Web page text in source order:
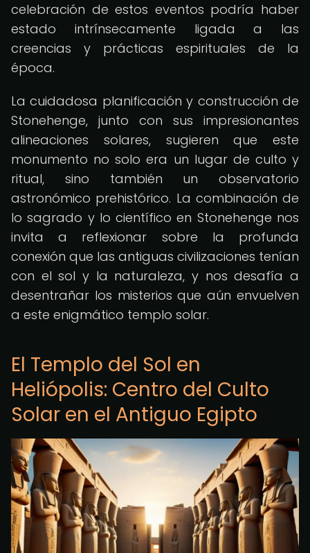
celebración de estos eventos podría haber
estado intrínsecamente ligada a las
creencias y prácticas espirituales de la
época.
La cuidadosa planificación y construcción de
Stonehenge, junto con sus impresionantes
alineaciones solares, sugieren que este
monumento no solo era un lugar de culto y
ritual, sino también un observatorio
astronómico prehistórico. La combinación de
lo sagrado y lo científico en Stonehenge nos
invita a reflexionar sobre la profunda
conexión que las antiguas civilizaciones tenían
con el sol y la naturaleza, y nos desafía a
desentrañar los misterios que aún envuelven
a este enigmático templo solar.
El Templo del Sol en
Heliópolis: Centro del Culto
Solar en el Antiguo Egipto